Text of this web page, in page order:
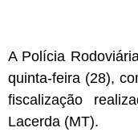
A Polícia
quinta-feira (28),
fiscalização
Lacerda (MT).